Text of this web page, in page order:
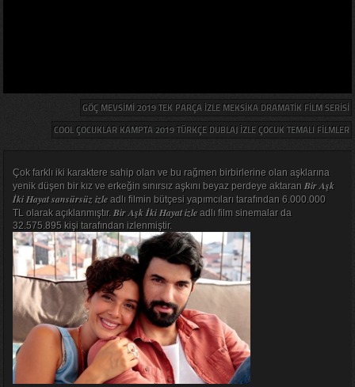
GÖÇ MEVSIMI 2019 TEK PARÇA IZLE MEKSIKA DRAMATIK FILM SERISI
COOL ÇOCUKLAR KAMPTA 2019 TÜRKÇE DUBLAJ IZLE ÇOCUK TEMALI FILMLER
Çok farklı iki karaktere sahip olan ve bu rağmen birbirlerine olan aşklarına
yenik düşen bir kız ve erkeğin sınırsız aşkını beyaz perdeye aktaran Bir Aşk
İki Hayat sansürsüz izleadlı filmin bütçesi yapımcıları tarafından 6.000.000
TL olarak açıklanmıştır. Bir Aşk İki Hayat izleadlı film sinemalar da
32.575.895 kişi tarafından izlenmiştir.